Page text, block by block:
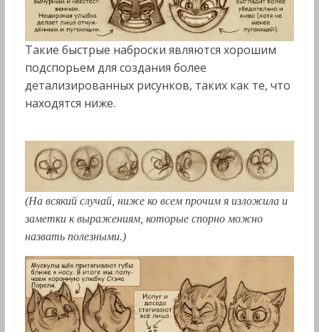
Такие быстрые наброски являются хорошим
подспорьем для создания более
детализированных рисунков, таких как те, что
находятся ниже.
(На всякий случай, ниже ко всем прочим я изложила и
заметки к выражениям, которые спорно можно
назвать полезными.)